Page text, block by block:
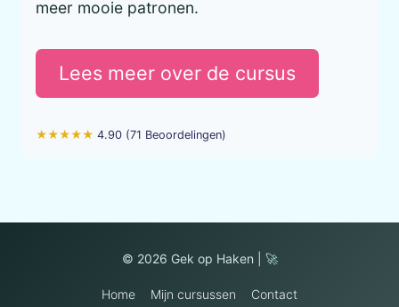
meer mooie patronen.
Lees meer over de cursus
★★★★★ 4.90 (71 Beoordelingen)
© 2026 Gek op Haken | 🚀
Home Mijn cursussen Contact